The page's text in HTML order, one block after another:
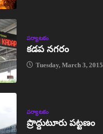
పర్యాటకం
కడప నగరం
Tuesday, March 3, 2015
పర్యాటకం
ప్రొద్దుటూరు పట్టణం